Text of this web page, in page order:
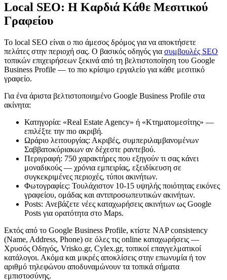
Local SEO: Η Καρδιά Κάθε Μεσιτικού
Γραφείου
Το local SEO είναι ο πιο άμεσος δρόμος για να αποκτήσετε
πελάτες στην περιοχή σας. Ο βασικός οδηγός για συμβουλές SEO
τοπικών επιχειρήσεων ξεκινά από τη βελτιστοποίηση του Google
Business Profile — το πιο κρίσιμο εργαλείο για κάθε μεσιτικό
γραφείο.
Για ένα άριστα βελτιστοποιημένο Google Business Profile στα
ακίνητα:
Κατηγορία: «Real Estate Agency» ή «Κτηματομεσίτης» —
επιλέξτε την πιο ακριβή.
Ωράριο λειτουργίας: Ακριβές, συμπεριλαμβανομένων
Σαββατοκύριακων αν δέχεστε ραντεβού.
Περιγραφή: 750 χαρακτήρες που εξηγούν τι σας κάνει
μοναδικούς — χρόνια εμπειρίας, εξειδίκευση σε
συγκεκριμένες περιοχές, τύποι ακινήτων.
Φωτογραφίες: Τουλάχιστον 10-15 υψηλής ποιότητας εικόνες
γραφείου, ομάδας και αντιπροσωπευτικών ακινήτων.
Posts: Ανεβάζετε νέες καταχωρήσεις ακινήτων ως Google
Posts για ορατότητα στο Maps.
Εκτός από το Google Business Profile, κτίστε NAP consistency
(Name, Address, Phone) σε όλες τις online καταχωρήσεις —
Χρυσός Οδηγός, Vrisko.gr, Cylex.gr, τοπικοί επαγγελματικοί
κατάλογοι. Ακόμα και μικρές αποκλίσεις στην επωνυμία ή τον
αριθμό τηλεφώνου αποδυναμώνουν τα τοπικά σήματα
εμπιστοσύνης.